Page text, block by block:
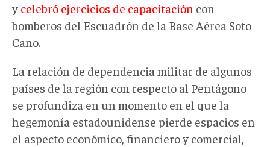
y celebró ejercicios de capacitación con
bomberos del Escuadrón de la Base Aérea Soto
Cano.
La relación de dependencia militar de algunos
países de la región con respecto al Pentágono
se profundiza en un momento en el que la
hegemonía estadounidense pierde espacios en
el aspecto económico, financiero y comercial,